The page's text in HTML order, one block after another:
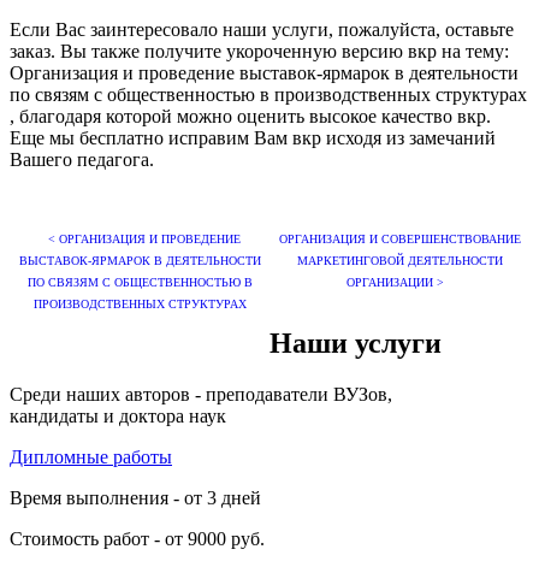
Если Вас заинтересовало наши услуги, пожалуйста, оставьте
заказ. Вы также получите укороченную версию вкр на тему:
Организация и проведение выставок-ярмарок в деятельности
по связям с общественностью в производственных структурах
, благодаря которой можно оценить высокое качество вкр.
Еще мы бесплатно исправим Вам вкр исходя из замечаний
Вашего педагога.
< ОРГАНИЗАЦИЯ И ПРОВЕДЕНИЕ
ВЫСТАВОК-ЯРМАРОК В ДЕЯТЕЛЬНОСТИ
ПО СВЯЗЯМ С ОБЩЕСТВЕННОСТЬЮ В
ПРОИЗВОДСТВЕННЫХ СТРУКТУРАХ
ОРГАНИЗАЦИЯ И СОВЕРШЕНСТВОВАНИЕ
МАРКЕТИНГОВОЙ ДЕЯТЕЛЬНОСТИ
ОРГАНИЗАЦИИ >
Наши услуги
Среди наших авторов - преподаватели ВУЗов,
кандидаты и доктора наук
Дипломные работы
Время выполнения - от 3 дней
Стоимость работ - от 9000 руб.